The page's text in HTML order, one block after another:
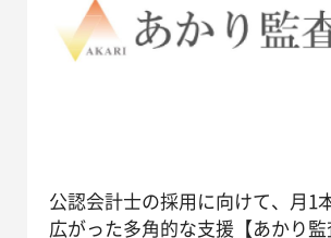
公認会計士の採用に向けて、月1
広がった多角的な支援【あかり監